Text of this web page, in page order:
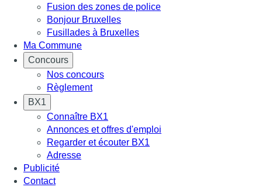
Fusion des zones de police
Bonjour Bruxelles
Fusillades à Bruxelles
Ma Commune
Concours
Nos concours
Règlement
BX1
Connaître BX1
Annonces et offres d'emploi
Regarder et écouter BX1
Adresse
Publicité
Contact